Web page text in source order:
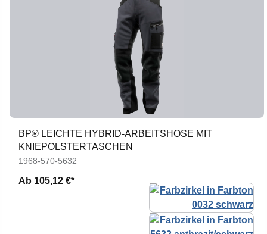
BP® LEICHTE HYBRID-ARBEITSHOSE MIT
KNIEPOLSTERTASCHEN
1968-570-5632
Ab 105,12 €*